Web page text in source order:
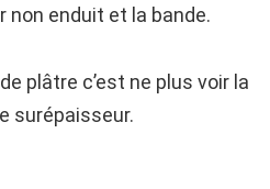
non enduit et la bande.
plâtre c’est ne plus voir la
surépaisseur.